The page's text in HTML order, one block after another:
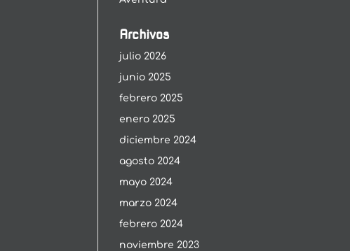
Archivos
julio 2026
junio 2025
febrero 2025
enero 2025
diciembre 2024
agosto 2024
mayo 2024
marzo 2024
febrero 2024
noviembre 2023